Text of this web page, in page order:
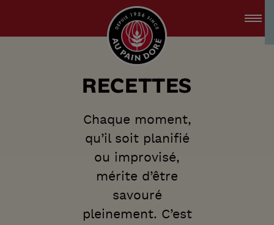
accessibility.skipToMain
RECETTES
Chaque moment,
qu’il soit planifié
ou improvisé,
mérite d’être
savouré
pleinement. C’est